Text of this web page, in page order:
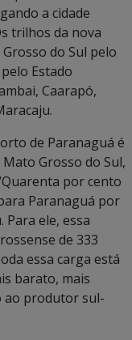
a cidade
trilhos da nova
do Sul pelo
Estado
Caarapó,
de Paranaguá é
Grosso do Sul,
por cento
Paranaguá por
Para ele, essa
de 333
essa carga está
barato, mais
ao produtor sul-